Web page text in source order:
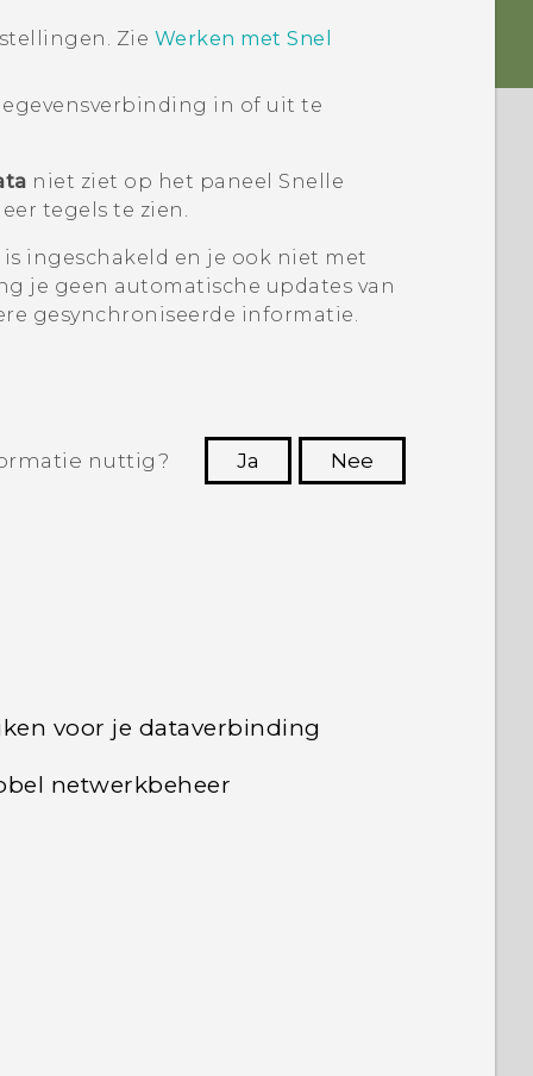
. Zie Werken metSnel
in of uit te
niet ziet op het paneel Snelle
tegels te zien.
ingeschakeld en je ook niet met
je geen automatische updates van
gesynchroniseerde informatie.
nuttig? Ja
Nee
voor je dataverbinding
netwerkbeheer